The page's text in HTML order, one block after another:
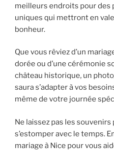
meilleurs endroits pour
uniques qui mettront en
bonheur.
Que vous rêviez d’un
dorée ou d’une cérémonie
château historique, un
saura s’adapter à vos
même de votre journée
Ne laissez pas les
s’estomper avec le temps.
mariage à Nice pour vous